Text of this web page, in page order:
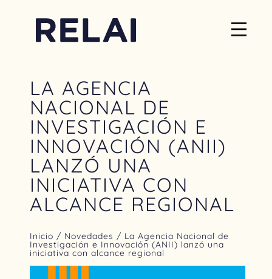
LA AGENCIA
NACIONAL DE
INVESTIGACIÓN E
INNOVACIÓN (ANII)
LANZÓ UNA
INICIATIVA CON
ALCANCE REGIONAL
Inicio / Novedades / La Agencia Nacional de
Investigación e Innovación (ANII) lanzó una
iniciativa con alcance regional